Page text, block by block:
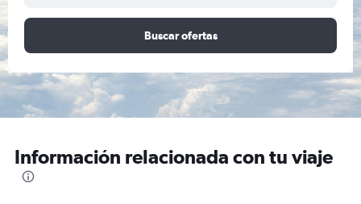
Buscar ofertas
Información relacionada con tu viaje